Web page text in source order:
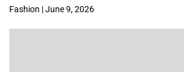
Fashion | June 9, 2026